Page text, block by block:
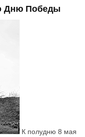
Дню Победы
К полудню 8 мая